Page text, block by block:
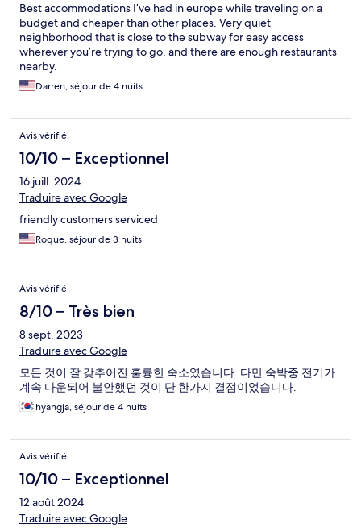
Best accommodations I’ve had in europe while traveling on a
budget and cheaper than other places. Very quiet
neighborhood that is close to the subway for easy access
wherever you’re trying to go, and there are enough restaurants
nearby.
Darren, séjour de 4 nuits
Avis vérifié
10/10 – Exceptionnel
16 juill. 2024
Traduire avec Google
friendly customers serviced
Roque, séjour de 3 nuits
Avis vérifié
8/10 – Très bien
8 sept. 2023
Traduire avec Google
모든 것이 잘 갖추어진 훌륭한 숙소였습니다. 다만 숙박중 전기가
계속 다운되어 불안했던 것이 단 한가지 결점이었습니다.
hyangja, séjour de 4 nuits
Avis vérifié
10/10 – Exceptionnel
12 août 2024
Traduire avec Google